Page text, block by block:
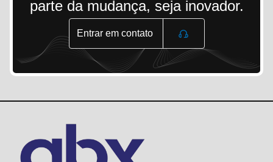
parte da mudança, seja inovador.
Entrar em contato